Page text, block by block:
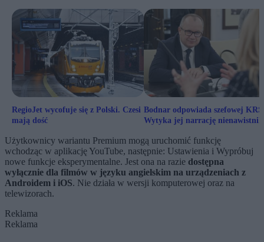
RegioJet wycofuje się z Polski. Czesi
mają dość
Bodnar odpowiada szefowej
Wytyka jej narrację
Użytkownicy wariantu Premium mogą uruchomić funkcję
wchodząc w aplikację YouTube, następnie: Ustawienia i Wypróbuj
nowe funkcje eksperymentalne. Jest ona na razie dostępna
wyłącznie dla filmów w języku angielskim na urządzeniach z
Androidem i iOS. Nie działa w wersji komputerowej oraz na
telewizorach.
Reklama
Reklama